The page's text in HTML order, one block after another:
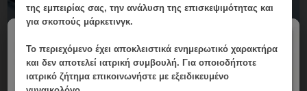
Ιστολογική Εξέταση Μετά από
Επέμβαση στη Μήτρα: Πώς
της εμπειρίας σας, την ανάλυση της επισκεψιμότητας και
για σκοπούς μάρκετινγκ.
Το περιεχόμενο έχειαποκλειστικά ενημερωτικό χαρακτήρα
και δεν αποτελεί ιατρική συμβουλή. Για οποιοδήποτε
ιατρικό ζήτημα επικοινωνήστε με εξειδικευμένο